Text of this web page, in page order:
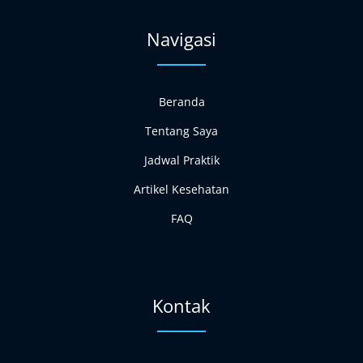
Navigasi
Beranda
Tentang Saya
Jadwal Praktik
Artikel Kesehatan
FAQ
Kontak